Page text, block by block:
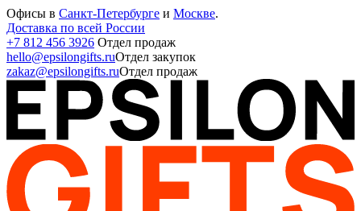
Офисы в Санкт-Петербурге и Москве.
Доставка по всей России
+7 812 456 3926 Отдел продаж
hello@epsilongifts.ruОтдел закупок
zakaz@epsilongifts.ruОтдел продаж